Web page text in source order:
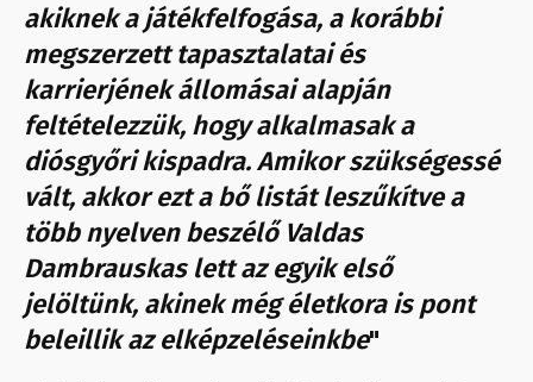
akiknek a játékfelfogása, a korábbi
megszerzett tapasztalatai és
karrierjének állomásai alapján
feltételezzük, hogy alkalmasak a
diósgyőri kispadra. Amikor szükségessé
vált, akkor ezt a bő listát leszűkítve a
több nyelven beszélő Valdas
Dambrauskas lett az egyik első
jelöltünk, akinek még életkora is pont
beleillik az elképzeléseinkbe"